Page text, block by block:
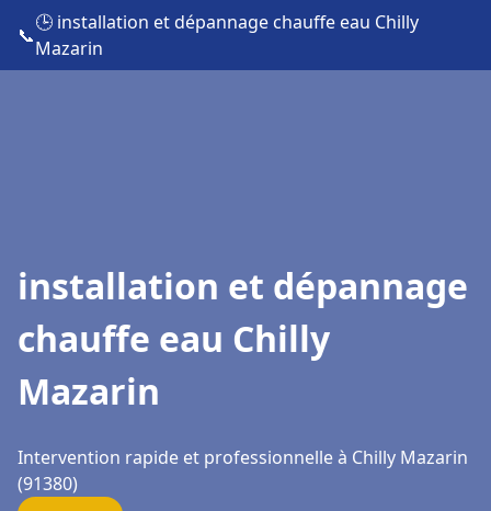
📞
🕒 installation et dépannage chauffe eau Chilly
Mazarin
installation et dépannage
chauffe eau Chilly
Mazarin
Intervention rapide et professionnelle à Chilly Mazarin
(91380)